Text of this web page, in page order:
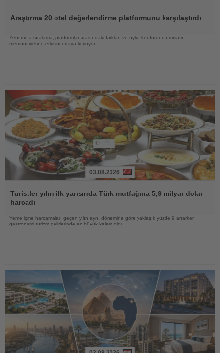
Araştırma 20 otel değerlendirme platformunu karşılaştırdı
Yeni meta sıralama, platformlar arasındaki farkları ve uyku konforunun misafir
memnuniyetine etkisini ortaya koyuyor
Oku
03.08.2026
Turistler yılın ilk yarısında Türk mutfağına 5,9 milyar dolar
harcadı
Yeme içme harcamaları geçen yılın aynı dönemine göre yaklaşık yüzde 9 artarken
gastronomi turizm gelirlerinde en büyük kalem oldu